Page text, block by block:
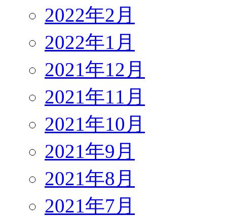
2022年2月
2022年1月
2021年12月
2021年11月
2021年10月
2021年9月
2021年8月
2021年7月